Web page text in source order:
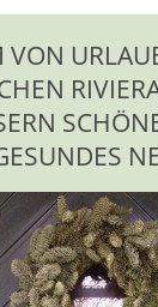
VON